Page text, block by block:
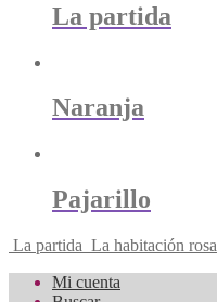
La partida
Naranja
Pajarillo
La partida La habitación rosa
Mi cuenta